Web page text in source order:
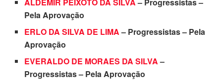
Pela Aprovação
ERLO DA SILVA DE LIMA– Progressistas – Pela
Aprovação
EVERALDO DE MORAES DA SILVA–
Progressistas – Pela Aprovação